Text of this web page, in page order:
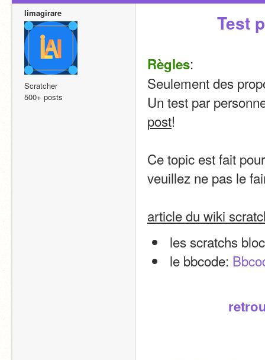
limagirare
Scratcher
500+ posts
Test
Règles:
Seulement des
Un test par
post!
Ce topic est fait
veuillez ne pas le
article du wiki
les scratchs
le bbcode: